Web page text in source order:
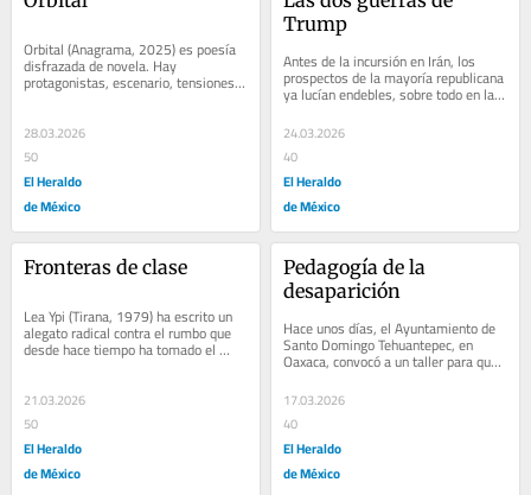
Orbital (Anagrama, 2025) es poesía
disfrazada de novela. Hay
protagonistas, escenario, tensiones,
pero su autora no los pone al servicio
28.03.2026
50
El Heraldo
de México
Trump
Antes de la incursión en Irán, los
prospectos de la mayoría republicana
ya lucían endebles, sobre todo en la
Cámara de Representantes: el Cook...
24.03.2026
40
El Heraldo
de México
Fronteras de clase
Lea Ypi (Tirana, 1979) ha escrito un
alegato radical contra el rumbo que
desde hace tiempo ha tomado el
debate sobre la inmigración....
21.03.2026
50
El Heraldo
de México
Pedagogía de la
desaparición
Hace unos días, el Ayuntamiento de
Santo Domingo Tehuantepec, en
Oaxaca, convocó a un taller para que
mujeres aprendieran a elaborar un
“kit...
17.03.2026
40
El Heraldo
de México